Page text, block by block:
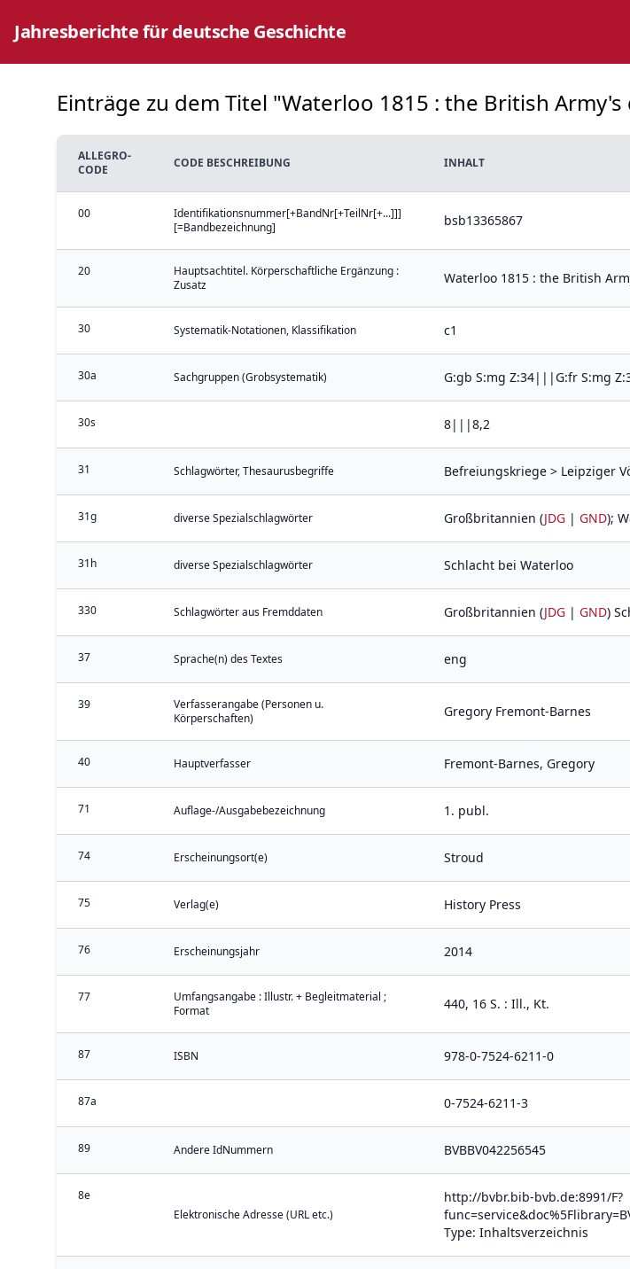
Jahresberichte für deutsche Geschichte
Einträge zu dem Titel "Waterloo 1815 : the British
ALLEGRO-
CODE
CODE BESCHREIBUNG INHALT
00
Identifikationsnummer[+BandNr[+TeilNr[+...]]]
[=Bandbezeichnung]
bsb13365867
20
Hauptsachtitel. Körperschaftliche Ergänzung :
Zusatz
Waterloo 1815 : the British
30 Systematik-Notationen, Klassifikation c1
30a Sachgruppen (Grobsystematik) G:gb S:mg Z:34|||G:fr S:mg
30s 8|||8,2
31 Schlagwörter, Thesaurusbegriffe Befreiungskriege > Leipziger
31g diverse Spezialschlagwörter Großbritannien (JDG | GND);
31h diverse Spezialschlagwörter Schlacht bei Waterloo
330 Schlagwörter aus Fremddaten Großbritannien (JDG | GND)
37 Sprache(n) des Textes eng
39
Verfasserangabe (Personen u.
Körperschaften)
Gregory Fremont-Barnes
40 Hauptverfasser Fremont-Barnes, Gregory
71 Auflage-/Ausgabebezeichnung 1. publ.
74 Erscheinungsort(e) Stroud
75 Verlag(e) History Press
76 Erscheinungsjahr 2014
77
Umfangsangabe : Illustr. + Begleitmaterial ;
Format
440, 16 S. : Ill., Kt.
87 ISBN 978-0-7524-6211-0
87a 0-7524-6211-3
89 Andere IdNummern BVBBV042256545
8e
Elektronische Adresse (URL etc.)
http://bvbr.bib-bvb.de:8991/F?
Type: Inhaltsverzeichnis